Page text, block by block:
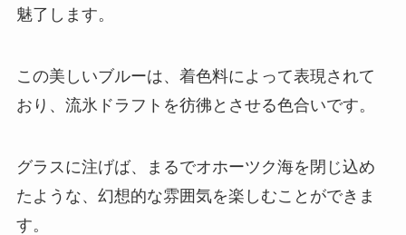
魅了します。
この美しいブルーは、着色料によって表現されて
おり、流氷ドラフトを彷彿とさせる色合いです。
グラスに注げば、まるでオホーツク海を閉じ込め
たような、幻想的な雰囲気を楽しむことができま
す。